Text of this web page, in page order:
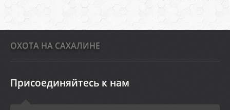
ОХОТА НА САХАЛИНЕ
Присоединяйтесь к нам